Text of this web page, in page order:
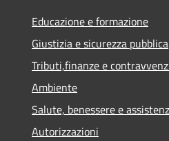
Educazione e formazione
Giustizia e sicurezza pubblica
Tributi,finanze e
Ambiente
Salute, benessere e
Autorizzazioni